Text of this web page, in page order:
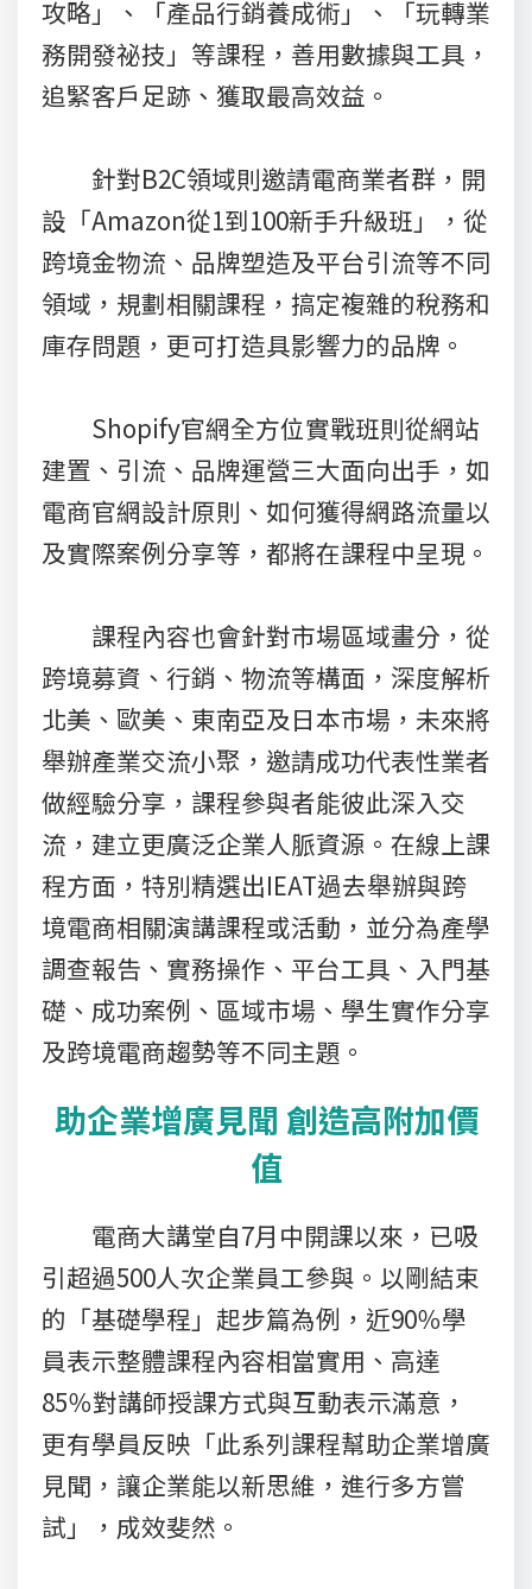
攻略」、「產品行銷養成術」、「玩轉業
務開發祕技」等課程，善用數據與工具，
追緊客戶足跡、獲取最高效益。
針對B2C領域則邀請電商業者群，開
設「Amazon從1到100新手升級班」，從
跨境金物流、品牌塑造及平台引流等不同
領域，規劃相關課程，搞定複雜的稅務和
庫存問題，更可打造具影響力的品牌。
Shopify官網全方位實戰班則從網站
建置、引流、品牌運營三大面向出手，如
電商官網設計原則、如何獲得網路流量以
及實際案例分享等，都將在課程中呈現。
課程內容也會針對市場區域畫分，從
跨境募資、行銷、物流等構面，深度解析
北美、歐美、東南亞及日本市場，未來將
舉辦產業交流小聚，邀請成功代表性業者
做經驗分享，課程參與者能彼此深入交
流，建立更廣泛企業人脈資源。在線上課
程方面，特別精選出IEAT過去舉辦與跨
境電商相關演講課程或活動，並分為產學
調查報告、實務操作、平台工具、入門基
礎、成功案例、區域市場、學生實作分享
及跨境電商趨勢等不同主題。
助企業增廣見聞 創造高附加價
值
電商大講堂自7月中開課以來，已吸
引超過500人次企業員工參與。以剛結束
的「基礎學程」起步篇為例，近90％學
員表示整體課程內容相當實用、高達
85％對講師授課方式與互動表示滿意，
更有學員反映「此系列課程幫助企業增廣
見聞，讓企業能以新思維，進行多方嘗
試」，成效斐然。